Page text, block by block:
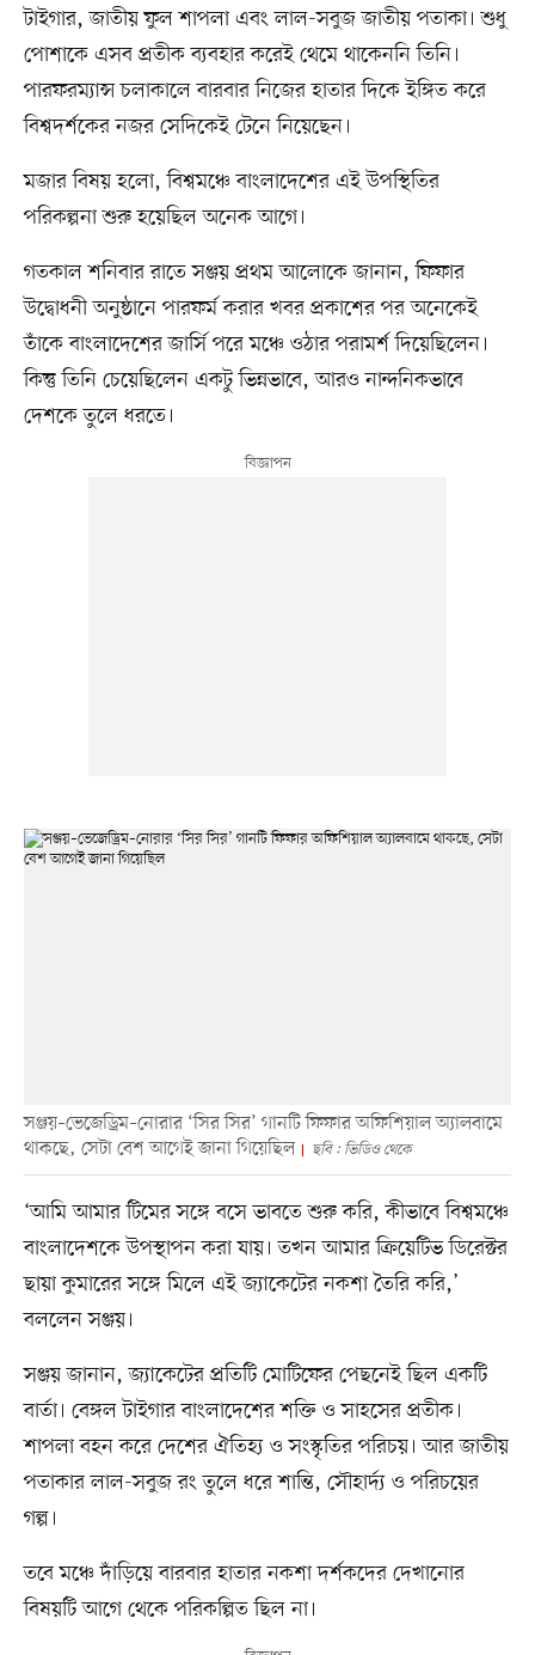
টাইগার, জাতীয় ফুল শাপলা এবং লাল-সবুজ জাতীয় পতাকা। শুধু
পোশাকে এসব প্রতীক ব্যবহার করেই থেমে থাকেননি তিনি।
পারফরম্যান্স চলাকালে বারবার নিজের হাতার দিকে ইঙ্গিত করে
বিশ্বদর্শকের নজর সেদিকেই টেনে নিয়েছেন।
মজার বিষয় হলো, বিশ্বমঞ্চে বাংলাদেশের এই উপস্থিতির
পরিকল্পনা শুরু হয়েছিল অনেক আগে।
গতকাল শনিবার রাতে সঞ্জয় প্রথম আলোকে জানান, ফিফার
উদ্বোধনী অনুষ্ঠানে পারফর্ম করার খবর প্রকাশের পর অনেকেই
তাঁকে বাংলাদেশের জার্সি পরে মঞ্চে ওঠার পরামর্শ দিয়েছিলেন।
কিন্তু তিনি চেয়েছিলেন একটু ভিন্নভাবে, আরও নান্দনিকভাবে
দেশকে তুলে ধরতে।
সঞ্জয়–ভেজেড্রিম–নোরার ‘সির সির’ গানটি ফিফার অফিশিয়াল অ্যালবামে
থাকছে, সেটা বেশ আগেই জানা গিয়েছিল
ছবি : ভিডিও থেকে
‘আমি আমার টিমের সঙ্গে বসে ভাবতে শুরু করি, কীভাবে বিশ্বমঞ্চে
বাংলাদেশকে উপস্থাপন করা যায়। তখন আমার ক্রিয়েটিভ ডিরেক্টর
ছায়া কুমারের সঙ্গে মিলে এই জ্যাকেটের নকশা তৈরি করি,’
বললেন সঞ্জয়।
সঞ্জয় জানান, জ্যাকেটের প্রতিটি মোটিফের পেছনেই ছিল একটি
বার্তা। বেঙ্গল টাইগার বাংলাদেশের শক্তি ও সাহসের প্রতীক।
শাপলা বহন করে দেশের ঐতিহ্য ও সংস্কৃতির পরিচয়। আর জাতীয়
পতাকার লাল-সবুজ রং তুলে ধরে শান্তি, সৌহার্দ্য ও পরিচয়ের
গল্প।
তবে মঞ্চে দাঁড়িয়ে বারবার হাতার নকশা দর্শকদের দেখানোর
বিষয়টি আগে থেকে পরিকল্পিত ছিল না।